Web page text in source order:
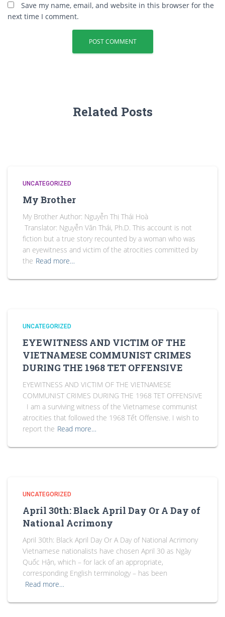
Save my name, email, and website in this browser for the
next time I comment.
Related Posts
UNCATEGORIZED
My Brother
My Brother Author: Nguyễn Thị Thái Hoà
Translator: Nguyễn Văn Thái, Ph.D. This account is not
fiction but a true story recounted by a woman who was
an eyewitness and victim of the atrocities committed by
the Read more…
UNCATEGORIZED
EYEWITNESS AND VICTIM OF THE
VIETNAMESE COMMUNIST CRIMES
DURING THE 1968 TET OFFENSIVE
EYEWITNESS AND VICTIM OF THE VIETNAMESE
COMMUNIST CRIMES DURING THE 1968 TET OFFENSIVE
I am a surviving witness of the Vietnamese communist
atrocities that followed the 1968 Tết Offensive. I wish to
report the Read more…
UNCATEGORIZED
April 30th: Black April Day Or A Day of
National Acrimony
April 30th: Black April Day Or A Day of National Acrimony
Vietnamese nationalists have chosen April 30 as Ngày
Quốc Hận, which – for lack of an appropriate,
corresponding English terminology – has been
Read more…